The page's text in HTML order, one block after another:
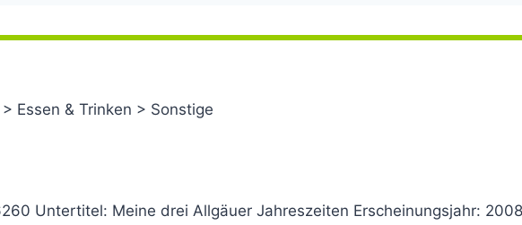
Essen & Trinken > Sonstige
Untertitel: Meine drei Allgäuer Jahreszeiten Erscheinungsjahr: